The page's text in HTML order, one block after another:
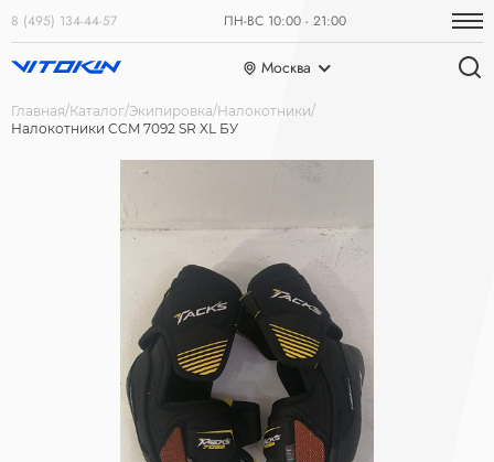
8 (495) 134-44-57 ПН-ВС 10:00 - 21:00
Москва
Главная Каталог Экипировка Налокотники
Налокотники CCM 7092 SR XL БУ